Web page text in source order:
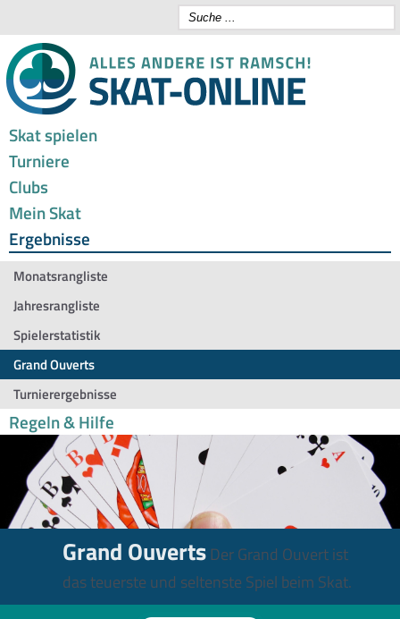
Skat spielen
Turniere
Clubs
Mein Skat
Ergebnisse
Monatsrangliste
Jahresrangliste
Spielerstatistik
Grand Ouverts
Turnierergebnisse
Regeln & Hilfe
Grand OuvertsDer Grand Ouvert ist
das teuerste und seltenste Spiel beim Skat.